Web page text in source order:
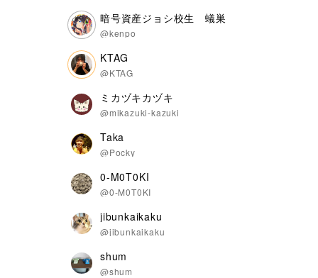
暗号資産ジョシ校生 蟻巣
@kenpo
KTAG
@KTAG
ミカヅキカヅキ
@mikazuki-kazuki
Taka
@Pocky
0-M0T0KI
@0-M0T0KI
jibunkaikaku
@jibunkaikaku
shum
@shum